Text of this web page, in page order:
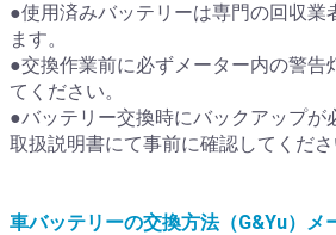
●使用済みバッテリーは専門の回収業
ます。
●交換作業前に必ずメーター内の警告
てください。
●バッテリー交換時にバックアップが
取扱説明書にて事前に確認してくださ
車バッテリーの交換方法（G&Yu）メ